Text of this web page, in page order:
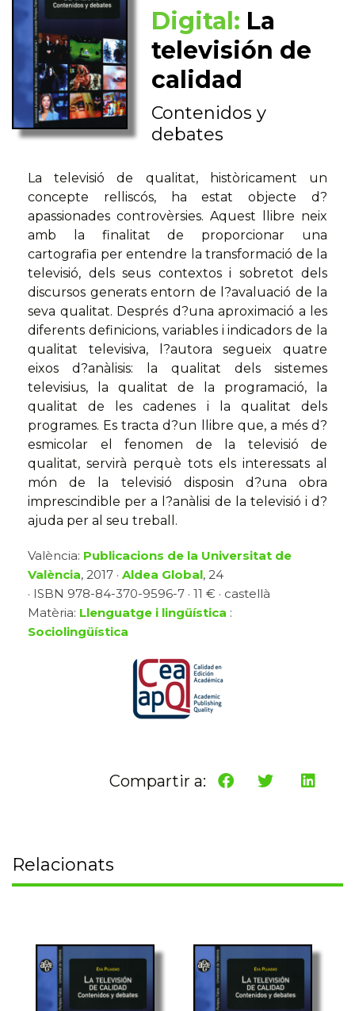
Digital: La
televisión de
calidad
Contenidos y
debates
La televisió de qualitat, històricament un
concepte relliscós, ha estat objecte d?
apassionades controvèrsies. Aquest llibre neix
amb la finalitat de proporcionar una
cartografia per entendre la transformació de la
televisió, dels seus contextos i sobretot dels
discursos generats entorn de l?avaluació de la
seva qualitat. Després d?una aproximació a les
diferents definicions, variables i indicadors de la
qualitat televisiva, l?autora segueix quatre
eixos d?anàlisis: la qualitat dels sistemes
televisius, la qualitat de la programació, la
qualitat de les cadenes i la qualitat dels
programes. Es tracta d?un llibre que, a més d?
esmicolar el fenomen de la televisió de
qualitat, servirà perquè tots els interessats al
món de la televisió disposin d?una obra
imprescindible per a l?anàlisi de la televisió i d?
ajuda per al seu treball.
València: Publicacions de la Universitat de
València, 2017 · Aldea Global, 24
· ISBN 978-84-370-9596-7 · 11 € · castellà
Matèria: Llenguatge i lingüística :
Sociolingüística
Compartir a:
Relacionats